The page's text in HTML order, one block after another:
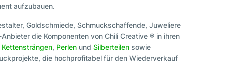
aufzubauen.
Goldschmiede, Schmuckschaffende, Juweliere
die Komponenten von Chili Creative ® in ihren
Kettensträngen, Perlen und Silberteilen sowie
die hochprofitabel für den Wiederverkauf